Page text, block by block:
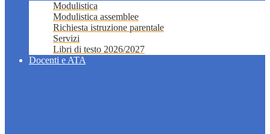
Modulistica
Modulistica assemblee
Richiesta istruzione parentale
Servizi
Libri di testo 2026/2027
Docenti e ATA